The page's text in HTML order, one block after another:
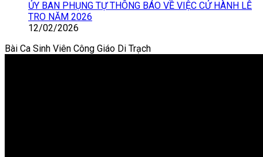
ỦY BAN PHỤNG TỰ THÔNG BÁO VỀ VIỆC CỬ HÀNH LỄ
TRO NĂM 2026
12/02/2026
Bài Ca Sinh Viên Công Giáo Di Trạch